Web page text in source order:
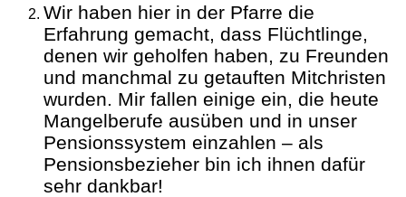
Wir haben hier in der Pfarre die
Erfahrung gemacht, dass Flüchtlinge,
denen wir geholfen haben, zu Freunden
und manchmal zu getauften Mitchristen
wurden. Mir fallen einige ein, die heute
Mangelberufe ausüben und in unser
Pensionssystem einzahlen – als
Pensionsbezieher bin ich ihnen dafür
sehr dankbar!